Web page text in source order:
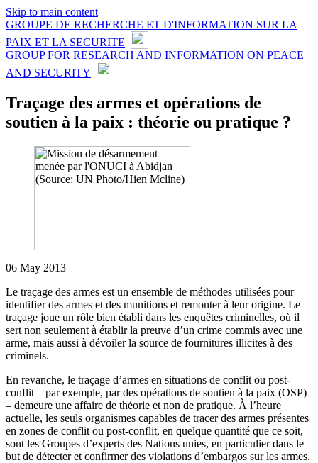
Skip to main content
GROUPE DE RECHERCHE ET D'INFORMATION SUR LA
PAIX ET LA SECURITE
GROUP FOR RESEARCH AND INFORMATION ON PEACE
AND SECURITY
Traçage des armes et opérations de
soutien à la paix : théorie ou pratique ?
06 May 2013
Le traçage des armes est un ensemble de méthodes utilisées pour
identifier des armes et des munitions et remonter à leur origine. Le
traçage joue un rôle bien établi dans les enquêtes criminelles, où il
sert non seulement à établir la preuve d’un crime commis avec une
arme, mais aussi à dévoiler la source de fournitures illicites à des
criminels.
En revanche, le traçage d’armes en situations de conflit ou post-
conflit – par exemple, par des opérations de soutien à la paix (OSP)
– demeure une affaire de théorie et non de pratique. À l’heure
actuelle, les seuls organismes capables de tracer des armes présentes
en zones de conflit ou post-conflit, en quelque quantité que ce soit,
sont les Groupes d’experts des Nations unies, en particulier dans le
but de détecter et confirmer des violations d’embargos sur les armes.